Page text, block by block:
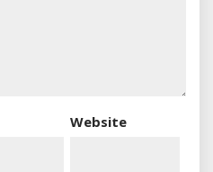
Website